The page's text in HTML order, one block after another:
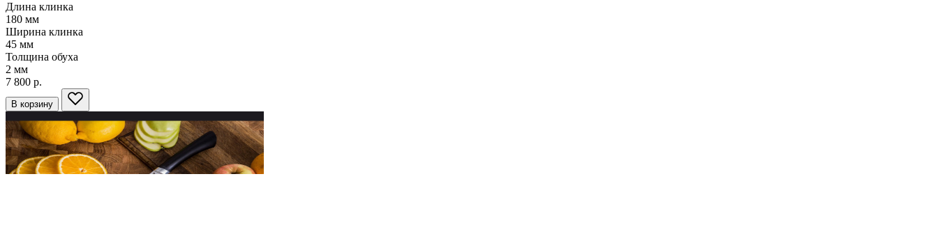
Длина клинка
180 мм
Ширина клинка
45 мм
Толщина обуха
2 мм
7 800 р.
В корзину